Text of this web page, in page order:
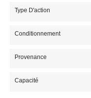
Type D'action
Conditionnement
Provenance
Capacité